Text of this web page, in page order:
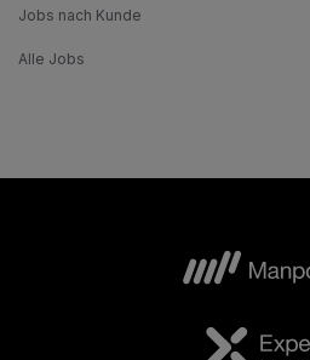
Jobs nach Kunde
Alle Jobs